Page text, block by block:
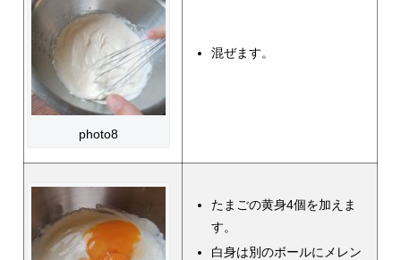
photo8
混ぜます。
たまごの黄身4個を加えま
す。
白身は別のボールにメレン